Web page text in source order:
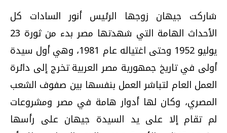
شاركت جيهان زوجها الرئيس أنور السادات كل
الأحداث الهامة التي شهدتها مصر بدء من ثورة 23
يوليو 1952 وحتى اغتياله عام 1981، وهي أول سيدة
أولى في تاريخ جمهورية مصر العربية تخرج إلى دائرة
العمل العام لتباشر العمل بنفسها بين صفوف الشعب
المصري، وكان لها أدوار هامة في مصر ومشروعات
لم تقام إلا على يد السيدة جيهان على رأسها